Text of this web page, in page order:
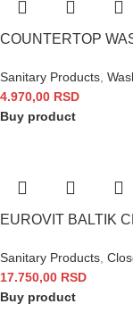
COUNTERTOP
Sanitary Products
4.970,00 RSD
Buy product
EUROVIT BALTIK
Sanitary Products
17.750,00 RSD
Buy product